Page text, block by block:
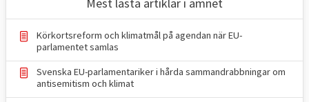
Europaparlamentarikerna måste vara överens
för att ett förslag ska kunna bli EU-lag men
det finns områden som skattepolitik och
utrikespolitik där medlemsländerna har
vetorätt och eventuella beslut tas av
Mest lästa artiklar i ämnet
Körkortsreform och klimatmål på agendan när EU-
parlamentet samlas
Svenska EU-parlamentariker i hårda sammandrabbningar om
antisemitism och klimat